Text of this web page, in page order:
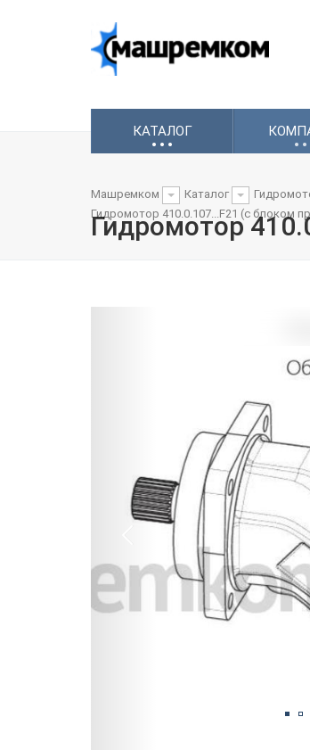
КАТАЛОГ
... ..
Гидромотор
Машремком Каталог
Гидромотор 410.0.107...F21 (с блоком